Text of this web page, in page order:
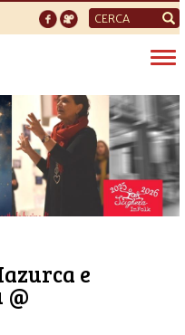
Form
di
ricerca
e
@